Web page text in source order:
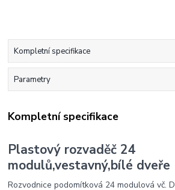
Kompletní specifikace
Parametry
Kompletní specifikace
Plastový rozvaděč 24
modulů,vestavný,bílé dveře
Rozvodnice podomítková 24 modulová vč.